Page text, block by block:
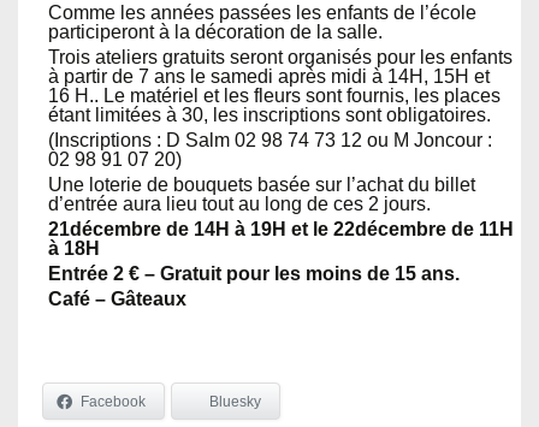
Comme les années passées les enfants de l’école
participeront à la décoration de la salle.
Trois ateliers gratuits seront organisés pour les enfants
à partir de 7 ans le samedi après midi à 14H, 15H et
16 H.. Le matériel et les fleurs sont fournis, les places
étant limitées à 30, les inscriptions sont obligatoires.
(Inscriptions : D Salm 02 98 74 73 12 ou M Joncour :
02 98 91 07 20)
Une loterie de bouquets basée sur l’achat du billet
d’entrée aura lieu tout au long de ces 2 jours.
21décembre de 14H à 19H et le 22décembre de 11H
à 18H
Entrée 2 € – Gratuit pour les moins de 15 ans.
Café – Gâteaux
Facebook Bluesky